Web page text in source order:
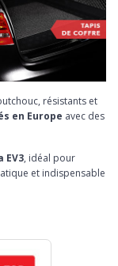
résistants et
en Europe avec des
EV3, idéal pour
et indispensable